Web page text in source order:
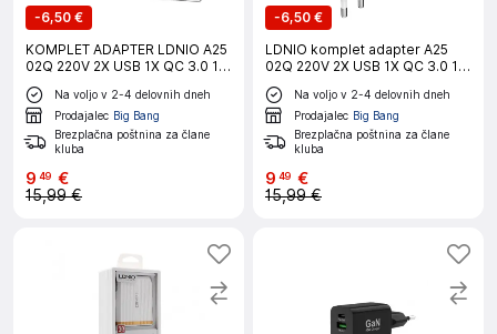
-6,50 €
KOMPLET ADAPTER LDNIO A25
02Q 220V 2X USB 1X QC 3.0 1X
2,4A + USB C KABEL
Na voljo v 2-4 delovnih dneh
Prodajalec Big Bang
Brezplačna poštnina za člane
kluba
9 49 €
15,99 €
-6,50 €
LDNIO komplet adapter A25
02Q 220V 2X USB 1X QC 3.0 1X
2,4A + lightning kabel
Na voljo v 2-4 delovnih dneh
Prodajalec Big Bang
Brezplačna poštnina za člane
kluba
9 49 €
15,99 €